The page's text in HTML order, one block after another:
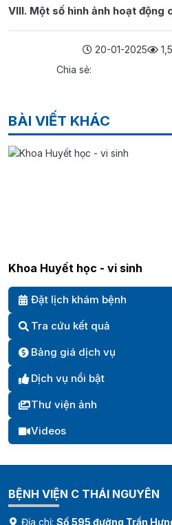
VIII. Một số hình ảnh hoạt động
20-01-2025
Chia sẻ:
BÀI VIẾT KHÁC
Khoa Huyết học - vi sinh
Đặt lịch khám bệnh
Tra cứu kết quả
Bảng giá dịch vụ
Dịch vụ nổi bật
Thư viện ảnh
Videos
BỆNH VIỆN C THÁI NGUYÊN
Địa chỉ: Số 595 đường Trần